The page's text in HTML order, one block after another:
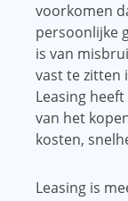
voorkomen
persoonlijke
is van
vast te zitten
Leasing
van het
kosten,
Leasing is